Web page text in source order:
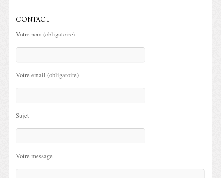
CONTACT
Votre nom (obligatoire)
Votre email (obligatoire)
Sujet
Votre message